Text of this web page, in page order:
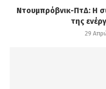
Ντουμπρόβνικ-ΠτΔ: Η
της
29